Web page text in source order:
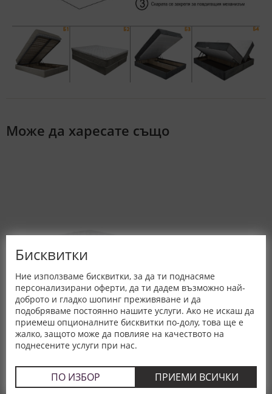
Бисквитки
Ние използваме бисквитки, за да ти поднасяме
персонализирани оферти, да ти дадем възможно най-
доброто и гладко шопинг преживяване и да
подобряваме постоянно нашите услуги. Ако не искаш да
приемеш опционалните бисквитки по-долу, това ще е
жалко, защото може да повлияе на качеството на
поднесените услуги при нас.
ПО ИЗБОР ПРИЕМИ ВСИЧКИ
Може да харесате също